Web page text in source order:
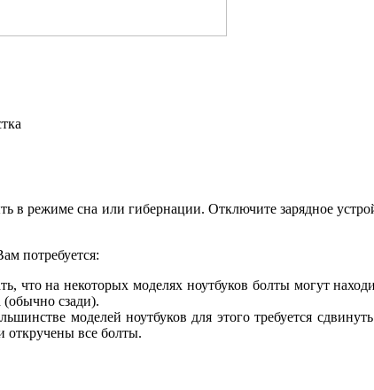
режиме сна или гибернации. Отключите зарядное
потребуется:
что на некоторых моделях ноутбуков болты могут
(обычно сзади).
моделей ноутбуков для этого требуется
откручены все болты.